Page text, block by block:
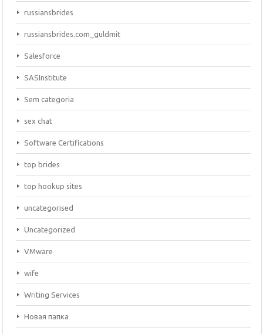
russiansbrides
russiansbrides.com_guldmit
Salesforce
SASInstitute
Sem categoria
sex chat
Software Certifications
top brides
top hookup sites
uncategorised
Uncategorized
VMware
wife
Writing Services
Новая папка